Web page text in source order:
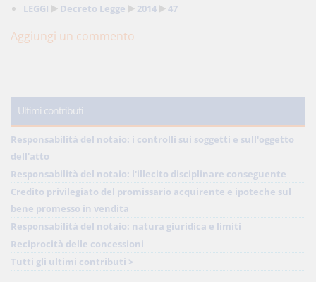
LEGGI Decreto Legge 2014 47
Aggiungi un commento
Ultimi contributi
Responsabilità del notaio: i controlli sui soggetti e sull'oggetto
dell'atto
Responsabilità del notaio: l'illecito disciplinare conseguente
Credito privilegiato del promissario acquirente e ipoteche sul
bene promesso in vendita
Responsabilità del notaio: natura giuridica e limiti
Reciprocità delle concessioni
Tutti gli ultimi contributi >